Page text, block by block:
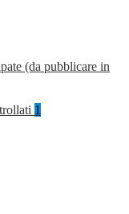
(da pubblicare in
1